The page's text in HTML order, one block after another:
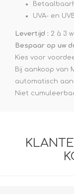
UVA- en
Levertijd : 2 à 3
Bespaar op uw
Kies voor
Bij aankoop van
automatisch
Niet